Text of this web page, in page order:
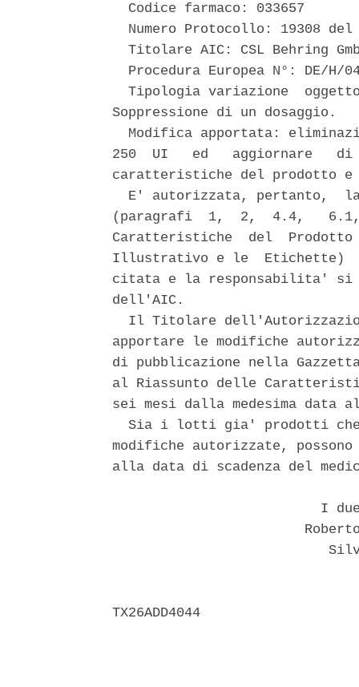
  Codice farmaco: 033657
Numero Protocollo: 19308
Titolare AIC: CSL Behring
Procedura Europea N°: DE/H/
Tipologia variazione
Soppressione di un dosaggio.
Modifica apportata:
250  UI   ed   aggiornare
caratteristiche del
E' autorizzata, pertanto,
(paragrafi  1,  2,  4.4,
Caratteristiche  del
Illustrativo e le  Etichette)
citata e la responsabilita'
dell'AIC.
Il Titolare
apportare le modifiche
di pubblicazione nella
al Riassunto delle
sei mesi dalla medesima
Sia i lotti gia' prodotti
modifiche autorizzate,
alla data di scadenza del
I